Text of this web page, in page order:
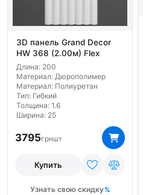
3D панель Grand Decor
HW 368 (2.00м) Flex
Длина: 200
Материал: Дюрополимер
Материал: Полиуретан
Тип: Гибкий
Толщина: 1.6
Ширина: 25
3795грншт
Купить
Узнать свою скидку